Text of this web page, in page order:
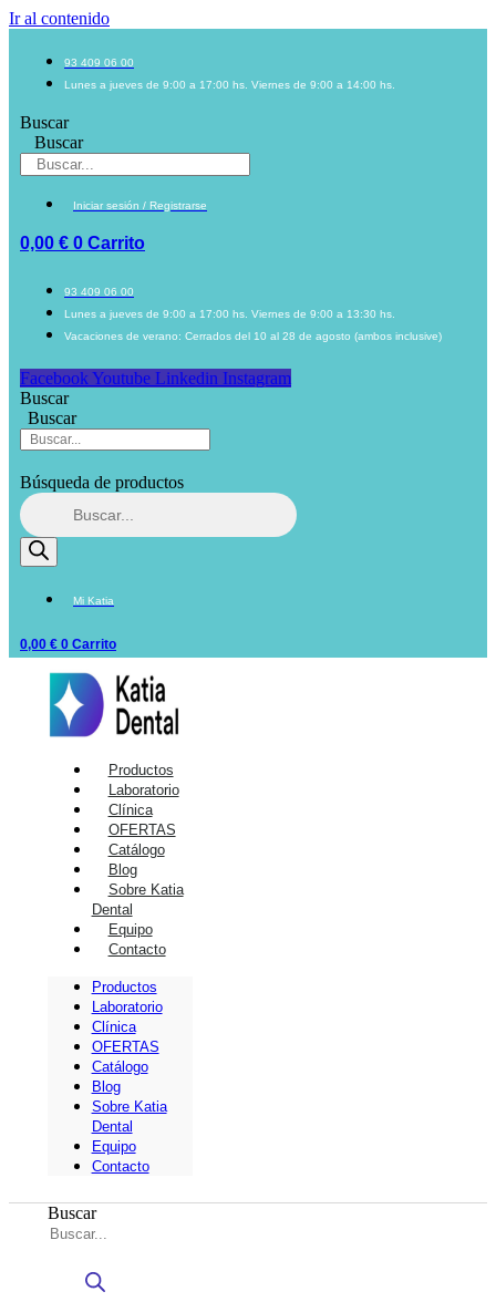
Ir al contenido
93 409 06 00
Lunes a jueves de 9:00 a 17:00 hs. Viernes de 9:00 a 14:00 hs.
Buscar
Buscar
Iniciar sesión / Registrarse
0,00 € 0 Carrito
93 409 06 00
Lunes a jueves de 9:00 a 17:00 hs. Viernes de 9:00 a 13:30 hs.
Vacaciones de verano: Cerrados del 10 al 28 de agosto (ambos inclusive)
Facebook Youtube Linkedin Instagram
Buscar
Buscar
Búsqueda de productos
Mi Katia
0,00 € 0 Carrito
Productos
Laboratorio
Clínica
OFERTAS
Catálogo
Blog
Sobre Katia
Dental
Equipo
Contacto
Productos
Laboratorio
Clínica
OFERTAS
Catálogo
Blog
Sobre Katia
Dental
Equipo
Contacto
Buscar